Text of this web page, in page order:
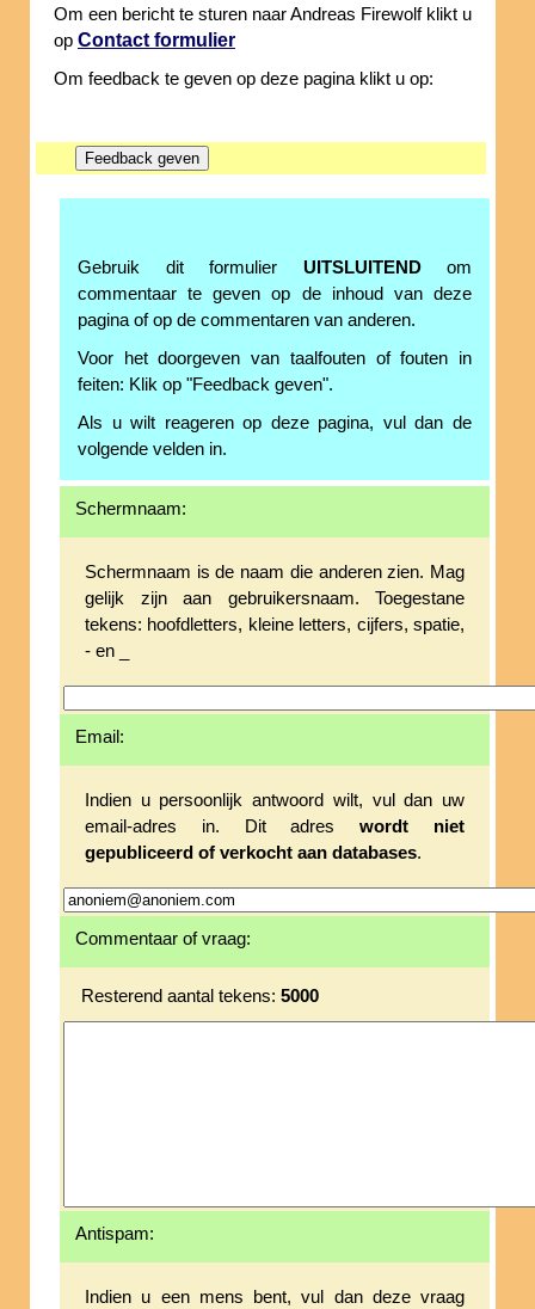
Om een bericht te sturen naar Andreas Firewolf klikt u
op Contact formulier
Om feedback te geven op deze pagina klikt u op:
Gebruik dit formulier UITSLUITENDom
commentaar te geven op de inhoud van deze
pagina of op de commentaren van anderen.
Voor het doorgeven van taalfouten of fouten in
feiten: Klik op "Feedback geven".
Als u wilt reageren op deze pagina, vul dan de
volgende velden in.
Schermnaam:
Schermnaam is de naam die anderen zien. Mag
gelijk zijn aan gebruikersnaam. Toegestane
tekens: hoofdletters, kleine letters, cijfers, spatie,
- en _
Email:
Indien u persoonlijk antwoord wilt, vul dan uw
email-adres in. Dit adreswordt niet
gepubliceerd of verkocht aan databases.
Commentaar of vraag:
Resterend aantal tekens: 5000
Antispam:
Indien u een mens bent, vul dan deze vraag